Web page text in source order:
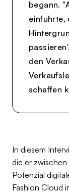
begann.
einführte,
den
schaffen
In diesem
die er
Potenzial
Fashion Cloud